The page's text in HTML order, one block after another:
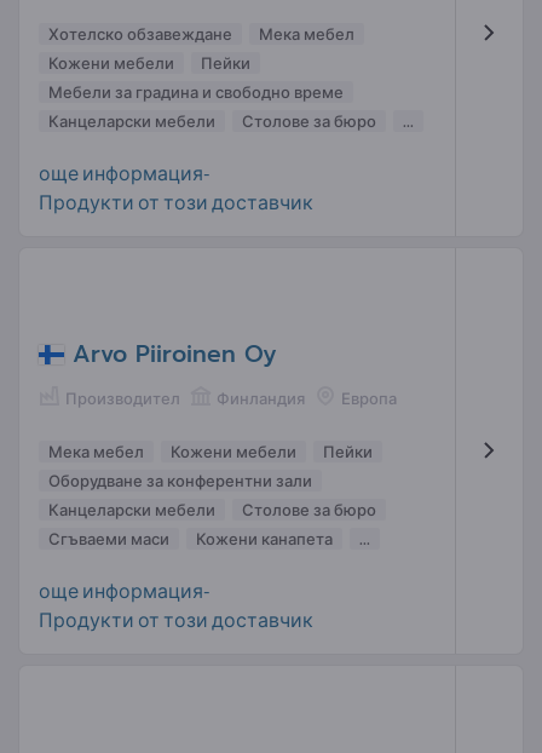
Хотелско обзавеждане
Мека мебел
Кожени мебели
Пейки
Мебели за градина и свободно време
Канцеларски мебели
Столове за бюро ...
още информация-
Продукти от този доставчик
Arvo Piiroinen Oy
Производител Финландия Европа
Мека мебел Кожени мебели
Пейки
Оборудване за конферентни зали
Канцеларски мебели
Столове за бюро
Сгъваеми маси
Кожени канапета ...
още информация-
Продукти от този доставчик